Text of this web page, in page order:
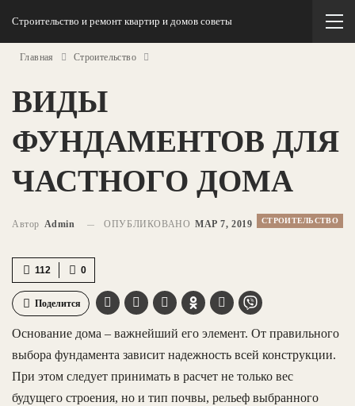
Строительство и ремонт квартир и домов советы
Главная Строительство
ВИДЫ
ФУНДАМЕНТОВ ДЛЯ
ЧАСТНОГО ДОМА
СТРОИТЕЛЬСТВО
Автор Admin ОПУБЛИКОВАНО МАР 7, 2019
0
112
Поделится
Основание дома – важнейший его элемент. От правильного
выбора фундамента зависит надежность всей конструкции.
При этом следует принимать в расчет не только вес
будущего строения, но и тип почвы, рельеф выбранного